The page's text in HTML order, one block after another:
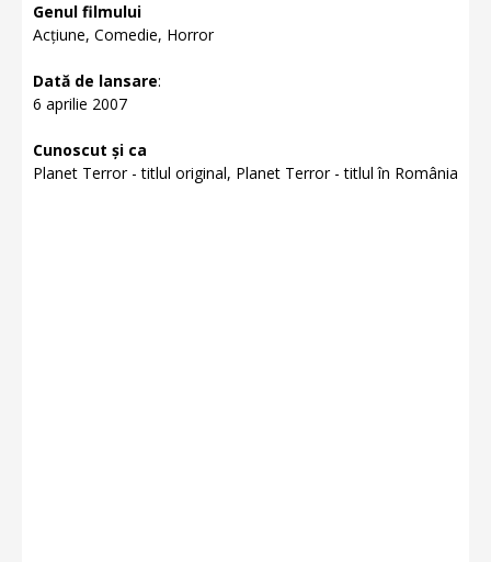
Genul filmului
Acțiune, Comedie, Horror
Dată de lansare:
6 aprilie 2007
Cunoscut și ca
Planet Terror - titlul original, Planet Terror - titlul în România